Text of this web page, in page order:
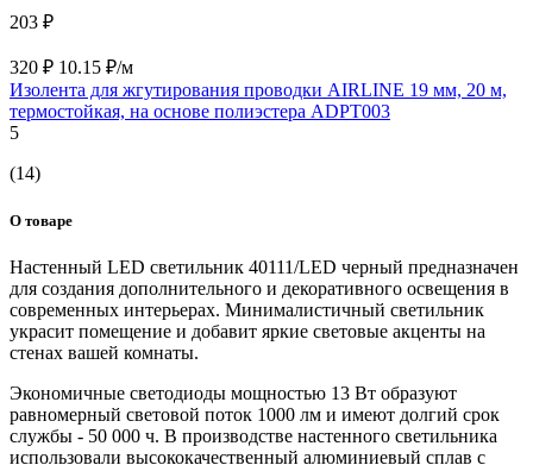
203 ₽
320 ₽ 10.15 ₽/м
Изолента для жгутирования проводки AIRLINE 19 мм, 20 м,
термостойкая, на основе полиэстера ADPT003
5
(14)
О товаре
Настенный LED светильник 40111/LED черный предназначен
для создания дополнительного и декоративного освещения в
современных интерьерах. Минималистичный светильник
украсит помещение и добавит яркие световые акценты на
стенах вашей комнаты.
Экономичные светодиоды мощностью 13 Вт образуют
равномерный световой поток 1000 лм и имеют долгий срок
службы - 50 000 ч. В производстве настенного светильника
использовали высококачественный алюминиевый сплав с